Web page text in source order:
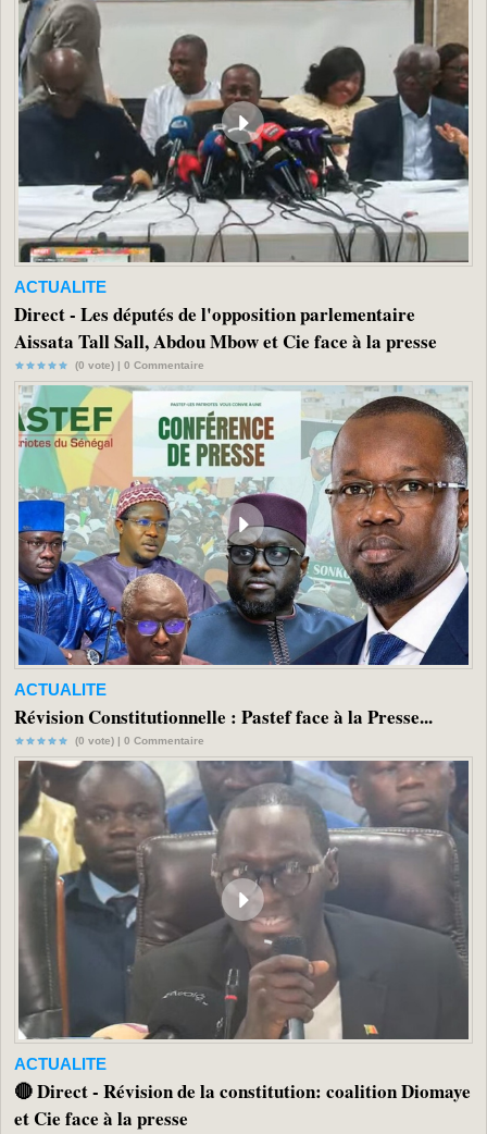
ACTUALITE
Direct - Les députés de l'opposition parlementaire
Aissata Tall Sall, Abdou Mbow et Cie face à la presse
(0 vote) | 0 Commentaire
ACTUALITE
Révision Constitutionnelle : Pastef face à la Presse...
(0 vote) | 0 Commentaire
ACTUALITE
🔴 Direct - Révision de la constitution: coalition Diomaye
et Cie face à la presse